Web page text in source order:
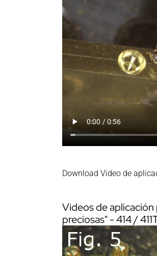
Download Video de
Videos de aplicación
preciosas" - 414 /